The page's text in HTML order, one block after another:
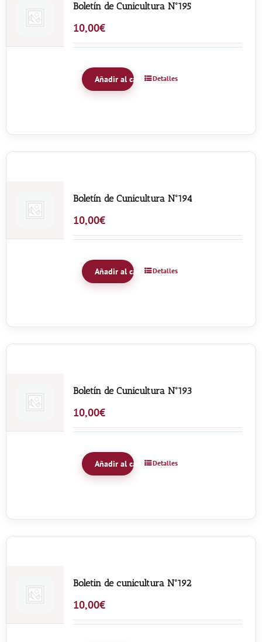
Boletín de Cunicultura Nº195
10,00€
Añadir al carritoDetalles
Boletín de Cunicultura Nº194
10,00€
Añadir al carritoDetalles
Boletín de Cunicultura Nº193
10,00€
Añadir al carritoDetalles
Boletin de cunicultura Nº192
10,00€